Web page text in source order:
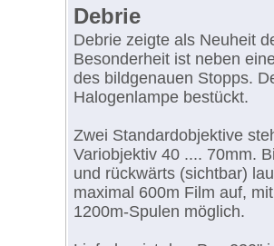
Debrie
Debrie zeigte als Neuheit
Besonderheit ist neben
des bildgenauen Stopps.
Halogenlampe bestückt.
Zwei Standardobjektive
Variobjektiv 40 .... 70mm.
und rückwärts (sichtbar)
maximal 600m Film auf,
1200m-Spulen möglich.